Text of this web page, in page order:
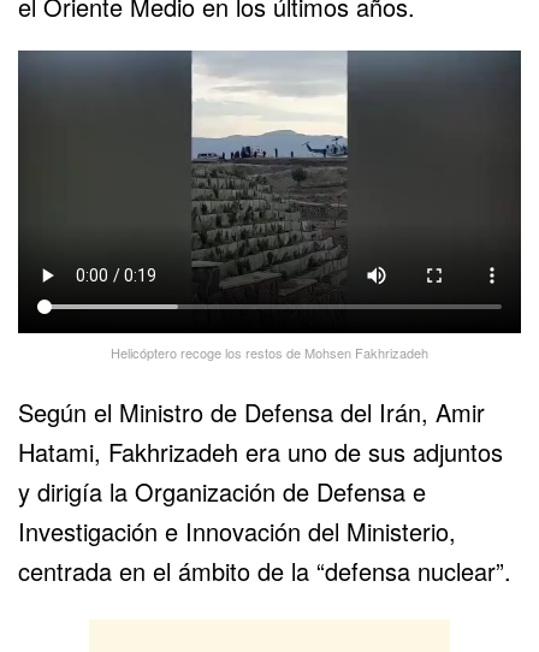
Helicóptero recoge los restos de Mohsen Fakhrizadeh
Según el Ministro de Defensa del Irán, Amir
Hatami, Fakhrizadeh era uno de sus adjuntos
y dirigía la Organización de Defensa e
Investigación e Innovación del Ministerio,
centrada en el ámbito de la “defensa nuclear”.